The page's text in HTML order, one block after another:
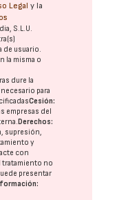
Legal y la
S.L.U.
de usuario.
la misma o
dure la
para
Cesión:
empresas del
Derechos:
supresión,
y
con
tratamiento no
presentar